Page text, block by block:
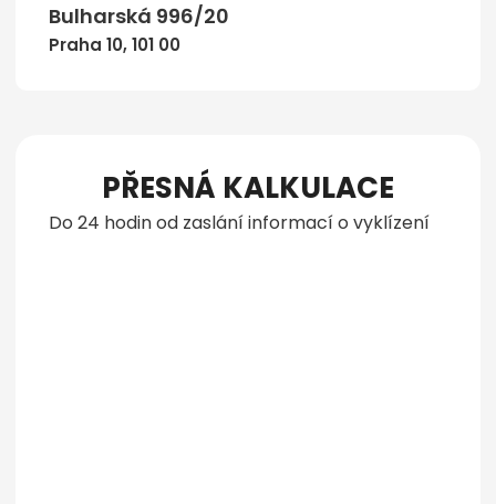
Bulharská 996/20
Praha 10, 101 00
PŘESNÁ KALKULACE
Do 24 hodin od zaslání informací o vyklízení